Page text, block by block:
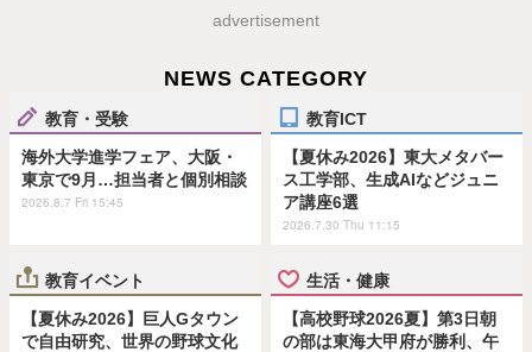
advertisement
NEWS CATEGORY
教育・受験
海外大学進学フェア、大阪・
東京で9月…担当者と個別相談
2026.8.7 Fri 15:45
教育ICT
【夏休み2026】東大メタバー
ス工学部、生成AIなどジュニ
ア講座6選
2026.7.30 Thu 11:15
教育イベント
【夏休み2026】巨人Gタウン
で自由研究、世界の野球文化
生活・健康
【高校野球2026夏】第3日朝
の部は東海大甲府が勝利、午